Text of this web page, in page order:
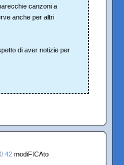
canzoni a
anche per altri
di aver notizie per
modiFICAto